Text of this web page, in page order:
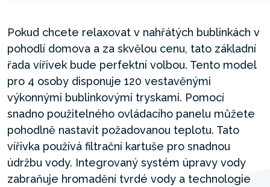
Pokud chcete relaxovat v nahřátých bublinkách v
pohodlí domova a za skvělou cenu, tato základní
řada vířivek bude perfektní volbou. Tento model
pro 4 osoby disponuje 120 vestavěnými
výkonnými bublinkovými tryskami. Pomocí
snadno použitelného ovládacího panelu můžete
pohodlně nastavit požadovanou teplotu. Tato
vířivka používá filtrační kartuše pro snadnou
údržbu vody. Integrovaný systém úpravy vody
zabraňuje hromadění tvrdé vody a technologie